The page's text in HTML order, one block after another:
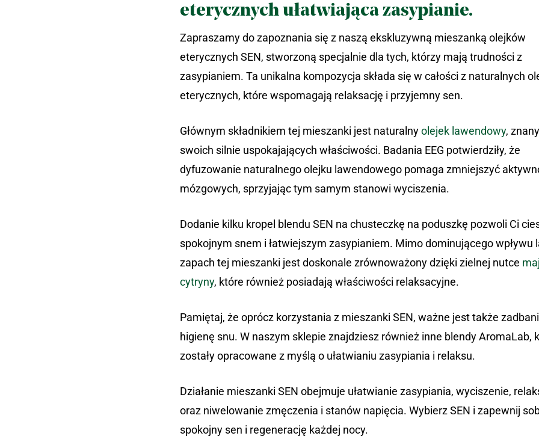
eterycznych ułatwiająca zasypianie.
Zapraszamy do zapoznania się z naszą ekskluzywną mieszanką olejków
eterycznych SEN, stworzoną specjalnie dla tych, którzy mają trudności z
zasypianiem. Ta unikalna kompozycja składa się w całości z naturalnych
eterycznych, które wspomagają relaksację i przyjemny sen.
Głównym składnikiem tej mieszanki jest naturalnyolejek lawendowy,
swoich silnie uspokajających właściwości. Badania EEG potwierdziły, że
dyfuzowanie naturalnego olejku lawendowego pomaga zmniejszyć
mózgowych, sprzyjając tym samym stanowi wyciszenia.
Dodanie kilku kropel blendu SEN na chusteczkę na poduszkę pozwoli Ci
spokojnym snem i łatwiejszym zasypianiem. Mimo dominującego wpływu
zapach tej mieszanki jest doskonale zrównoważony dzięki zielnej nutce
cytryny, które również posiadają właściwości relaksacyjne.
Pamiętaj, że oprócz korzystania z mieszanki SEN, ważne jest także
higienę snu. W naszym sklepie znajdziesz również inne blendy AromaLab,
zostały opracowane z myślą o ułatwianiu zasypiania i relaksu.
Działanie mieszanki SEN obejmuje ułatwianie zasypiania, wyciszenie,
oraz niwelowanie zmęczenia i stanów napięcia. Wybierz SEN i zapewnij
spokojny sen i regenerację każdej nocy.